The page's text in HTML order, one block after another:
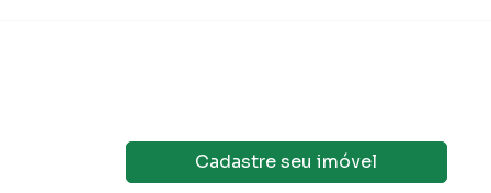
Cadastre seu imóvel